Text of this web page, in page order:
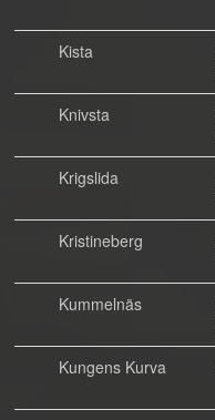
Kista
Knivsta
Krigslida
Kristineberg
Kummelnäs
Kungens Kurva